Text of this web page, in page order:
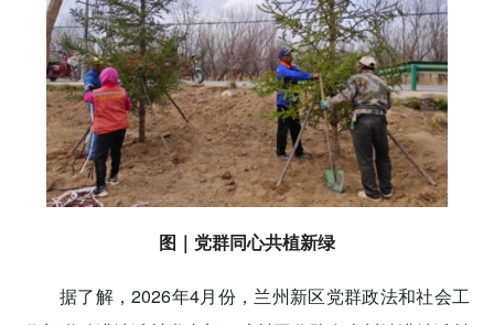
图｜党群同心共植新绿
据了解，2026年4月份，兰州新区党群政法和社会工